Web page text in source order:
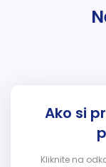
Ako si
Kliknite na